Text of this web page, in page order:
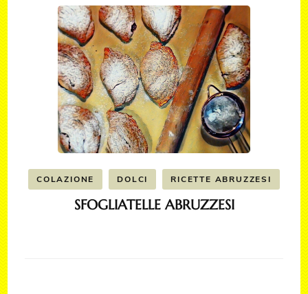
COLAZIONE DOLCI RICETTE ABRUZZESI
SFOGLIATELLE ABRUZZESI